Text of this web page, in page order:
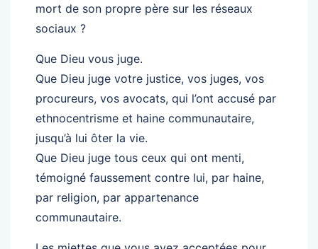
mort de son propre père sur les réseaux
sociaux ?
Que Dieu vous juge.
Que Dieu juge votre justice, vos juges, vos
procureurs, vos avocats, qui l’ont accusé par
ethnocentrisme et haine communautaire,
jusqu’à lui ôter la vie.
Que Dieu juge tous ceux qui ont menti,
témoigné faussement contre lui, par haine,
par religion, par appartenance
communautaire.